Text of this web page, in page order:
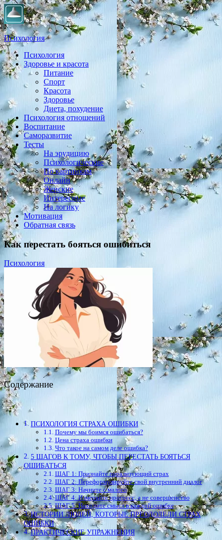
Психология
Практическая психология, личностный рост, экология,
здоровье, воспитание,
Психология
Здоровье и красота
Питание
Спорт
Красота
Здоровье
Диета, похудение
Психология отношений
Воспитание
Саморазвитие
Тесты
На эрудицию
Психологические
По картинкам
Онлайн
Женские
Интересные
На логику
Мотивация
Обратная связь
Как перестать бояться ошибиться
Психология
Содержание
ПСИХОЛОГИЯ СТРАХА ОШИБКИ
Почему мы боимся ошибаться?
Цена страха ошибки
Что такое на самом деле ошибка?
5 ШАГОВ К ТОМУ, ЧТОБЫ ПЕРЕСТАТЬ БОЯТЬСЯ
ОШИБАТЬСЯ
ШАГ 1: Признайте парализующий страх
ШАГ 2: Переформулируйте свой внутренний диалог
ШАГ 3: Начните с малого
ШАГ 4: Измеряйте прогресс, а не совершенство
ШАГ 5: Находите смысл в каждой ошибке
ИСТОРИИ ЛЮДЕЙ, КОТОРЫЕ ПРЕОДОЛЕЛИ СТРАХ
ОШИБКИ
ПРАКТИЧЕСКИЕ УПРАЖНЕНИЯ